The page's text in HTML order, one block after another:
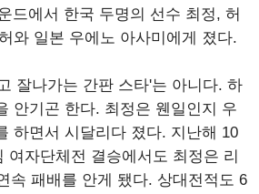
드에서 한국 두명의 선수 최정, 허
와 일본 우에노 아사미에게 졌다.
잘나가는 간판 스타'는 아니다. 하
안기곤 한다. 최정은 웬일인지 우
하면서 시달리다 졌다. 지난해 10
여자단체전 결승에서도 최정은 리
속 패배를 안게 됐다. 상대전적도 6